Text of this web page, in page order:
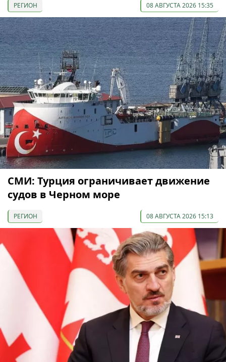
РЕГИОН 08 АВГУСТА 2026 15:35
СМИ: Турция ограничивает движение
судов в Черном море
РЕГИОН 08 АВГУСТА 2026 15:13